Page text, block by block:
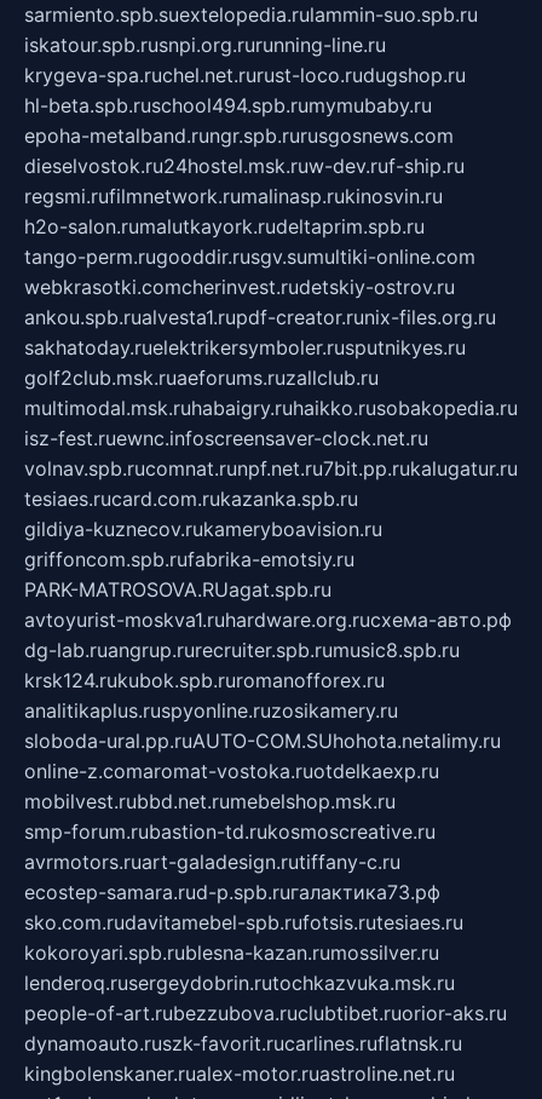
sarmiento.spb.suextelopedia.rulammin-suo.spb.ru
iskatour.spb.rusnpi.org.rurunning-line.ru
krygeva-spa.ruchel.net.rurust-loco.rudugshop.ru
hl-beta.spb.ruschool494.spb.rumymubaby.ru
epoha-metalband.rungr.spb.rurusgosnews.com
dieselvostok.ru24hostel.msk.ruw-dev.ruf-ship.ru
regsmi.rufilmnetwork.rumalinasp.rukinosvin.ru
h2o-salon.rumalutkayork.rudeltaprim.spb.ru
tango-perm.rugooddir.rusgv.sumultiki-online.com
webkrasotki.comcherinvest.rudetskiy-ostrov.ru
ankou.spb.rualvesta1.rupdf-creator.runix-files.org.ru
sakhatoday.ruelektrikersymboler.rusputnikyes.ru
golf2club.msk.ruaeforums.ruzallclub.ru
multimodal.msk.ruhabaigry.ruhaikko.rusobakopedia.ru
isz-fest.ruewnc.infoscreensaver-clock.net.ru
volnav.spb.rucomnat.runpf.net.ru7bit.pp.rukalugatur.ru
tesiaes.rucard.com.rukazanka.spb.ru
gildiya-kuznecov.rukameryboavision.ru
griffoncom.spb.rufabrika-emotsiy.ru
PARK-MATROSOVA.RUagat.spb.ru
avtoyurist-moskva1.ruhardware.org.ruсхема-авто.рф
dg-lab.ruangrup.rurecruiter.spb.rumusic8.spb.ru
krsk124.rukubok.spb.ruromanofforex.ru
analitikaplus.ruspyonline.ruzosikamery.ru
sloboda-ural.pp.ruAUTO-COM.SUhohota.netalimy.ru
online-z.comaromat-vostoka.ruotdelkaexp.ru
mobilvest.rubbd.net.rumebelshop.msk.ru
smp-forum.rubastion-td.rukosmoscreative.ru
avrmotors.ruart-galadesign.rutiffany-c.ru
ecostep-samara.rud-p.spb.ruгалактика73.рф
sko.com.rudavitamebel-spb.rufotsis.rutesiaes.ru
kokoroyari.spb.rublesna-kazan.rumossilver.ru
lenderoq.rusergeydobrin.rutochkazvuka.msk.ru
people-of-art.rubezzubova.ruclubtibet.ruorior-aks.ru
dynamoauto.ruszk-favorit.rucarlines.ruflatnsk.ru
kingbolenskaner.rualex-motor.ruastroline.net.ru